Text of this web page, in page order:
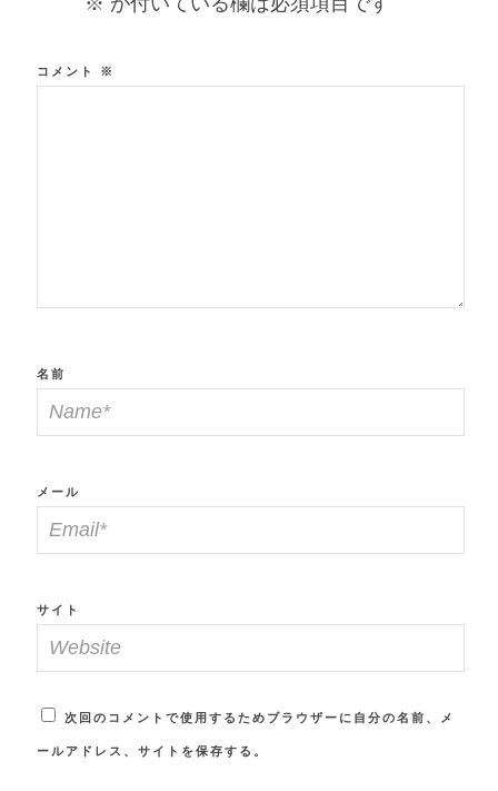
コメント ※
名前
メール
サイト
次回のコメントで使用するためブラウザーに自分の名前、メ
ールアドレス、サイトを保存する。